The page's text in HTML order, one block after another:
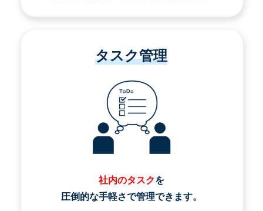
タスク管理
社内のタスクを
圧倒的な手軽さで管理できます。